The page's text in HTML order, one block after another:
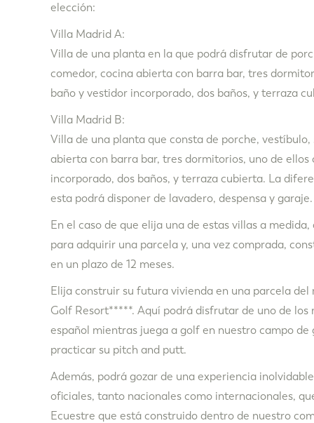
elección:
Villa Madrid A:
Villa de una planta en la que podrá disfrutar de
comedor, cocina abierta con barra bar, tres
baño y vestidor incorporado, dos baños, y terraza
Villa Madrid B:
Villa de una planta que consta de porche,
abierta con barra bar, tres dormitorios, uno de
incorporado, dos baños, y terraza cubierta. La
esta podrá disponer de lavadero, despensa y garaje.
En el caso de que elija una de estas villas a
para adquirir una parcela y, una vez comprada,
en un plazo de 12 meses.
Elija construir su futura vivienda en una parcela
Golf Resort*****. Aquí podrá disfrutar de uno de
español mientras juega a golf en nuestro campo de
practicar su pitch and putt.
Además, podrá gozar de una experiencia
oficiales, tanto nacionales como internacionales,
Ecuestre que está construido dentro de nuestro